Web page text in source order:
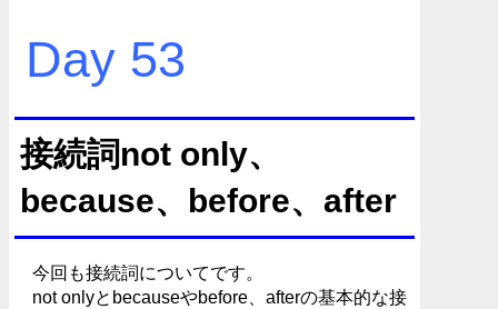
Day 53
接続詞not only、
because、before、after
今回も接続詞についてです。
not onlyとbecauseやbefore、afterの基本的な接